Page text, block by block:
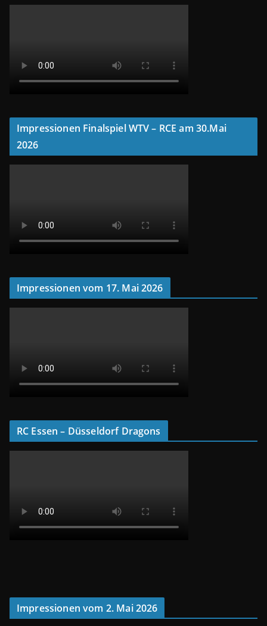
Impressionen Finalspiel WTV – RCE am 30.Mai
2026
Impressionen vom 17. Mai 2026
RC Essen – Düsseldorf Dragons
Impressionen vom 2. Mai 2026